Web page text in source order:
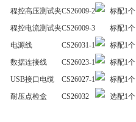
程控高压测试夹CS26009-2 标配1个
程控电流测试夹CS26009-3 标配1个
电源线
CS26031-1 标配1个
数据连接线
CS26023-1 标配1个
USB接口电缆
CS26027-1 标配1个
耐压点检盒
CS26032 选配1个